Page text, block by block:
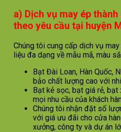
a) Dịch vụ may ép
theo yêu cầu tại huyện
Chúng tôi cung cấp dịch vụ
liệu đa dạng về mẫu mã, màu
Bạt Đài Loan, Hàn Quốc,
bảo chất lượng cao với
Bạt kẻ sọc, bạt giá rẻ,
mọi nhu cầu của khách
Chúng tôi nhận đặt số
với giá ưu đãi cho cửa
xưởng, công ty và dự án